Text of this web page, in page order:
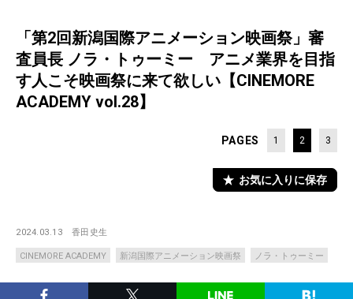
「第2回新潟国際アニメーション映画祭」審
査員長 ノラ・トゥーミー アニメ業界を目指
す人こそ映画祭に来て欲しい【CINEMORE
ACADEMY vol.28】
PAGES 1 2 3
お気に入りに保存
2024.03.13 香田史生
CINEMORE ACADEMY 新潟国際アニメーション映画祭 ノラ・トゥーミー